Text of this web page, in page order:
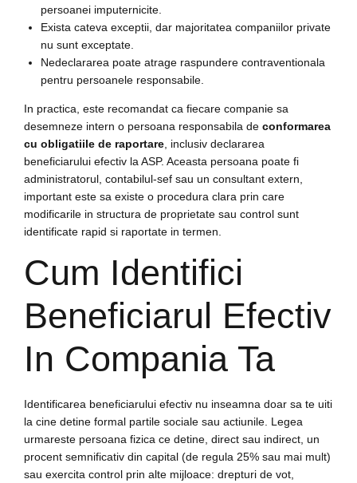
persoanei imputernicite.
Exista cateva exceptii, dar majoritatea companiilor private
nu sunt exceptate.
Nedeclararea poate atrage raspundere contraventionala
pentru persoanele responsabile.
In practica, este recomandat ca fiecare companie sa
desemneze intern o persoana responsabila de conformarea
cu obligatiile de raportare, inclusiv declararea
beneficiarului efectiv la ASP. Aceasta persoana poate fi
administratorul, contabilul-sef sau un consultant extern,
important este sa existe o procedura clara prin care
modificarile in structura de proprietate sau control sunt
identificate rapid si raportate in termen.
Cum Identifici
Beneficiarul Efectiv
In Compania Ta
Identificarea beneficiarului efectiv nu inseamna doar sa te uiti
la cine detine formal partile sociale sau actiunile. Legea
urmareste persoana fizica ce detine, direct sau indirect, un
procent semnificativ din capital (de regula 25% sau mai mult)
sau exercita control prin alte mijloace: drepturi de vot,